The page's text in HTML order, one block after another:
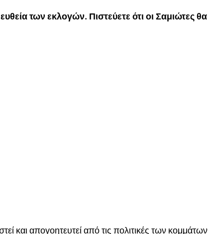
των εκλογών. Πιστεύετε ότι οι Σαμιώτες θα
και απογοητευτεί από τις πολιτικές των κομμάτων